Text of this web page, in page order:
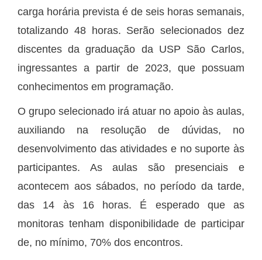
carga horária prevista é de seis horas semanais,
totalizando 48 horas. Serão selecionados dez
discentes da graduação da USP São Carlos,
ingressantes a partir de 2023, que possuam
conhecimentos em programação.
O grupo selecionado irá atuar no apoio às aulas,
auxiliando na resolução de dúvidas, no
desenvolvimento das atividades e no suporte às
participantes. As aulas são presenciais e
acontecem aos sábados, no período da tarde,
das 14 às 16 horas. É esperado que as
monitoras tenham disponibilidade de participar
de, no mínimo, 70% dos encontros.